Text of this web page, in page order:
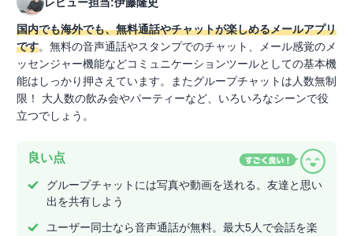
国内でも海外でも、無料通話やチャットが楽しめるメールアプリ
です。無料の音声通話やスタンプでのチャット、メール感覚のメ
ッセンジャー機能などコミュニケーションツールとしての基本機
能はしっかり押さえています。またグループチャットは人数無制
限！ 大人数の飲み会やパーティーなど、いろいろなシーンで役
立つでしょう。
良い点
グループチャットには写真や動画を送れる。友達と思い
出を共有しよう
ユーザー同士なら音声通話が無料。最大5人で会話を楽